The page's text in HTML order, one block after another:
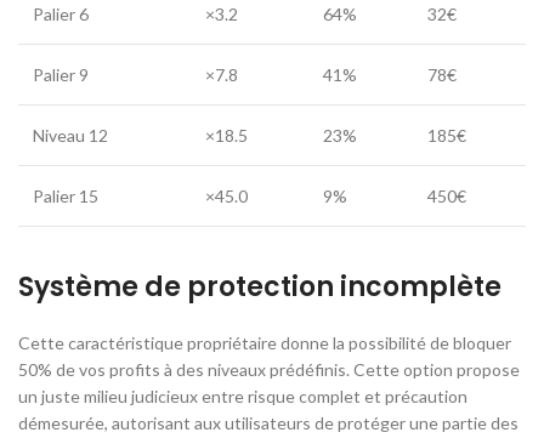
Palier 6 ×3.2 64% 32€
Palier 9 ×7.8 41% 78€
Niveau 12 ×18.5 23% 185€
Palier 15 ×45.0 9% 450€
Système de protection incomplète
Cette caractéristique propriétaire donne la possibilité de bloquer
50% de vos profits à des niveaux prédéfinis. Cette option propose
un juste milieu judicieux entre risque complet et précaution
démesurée, autorisant aux utilisateurs de protéger une partie des